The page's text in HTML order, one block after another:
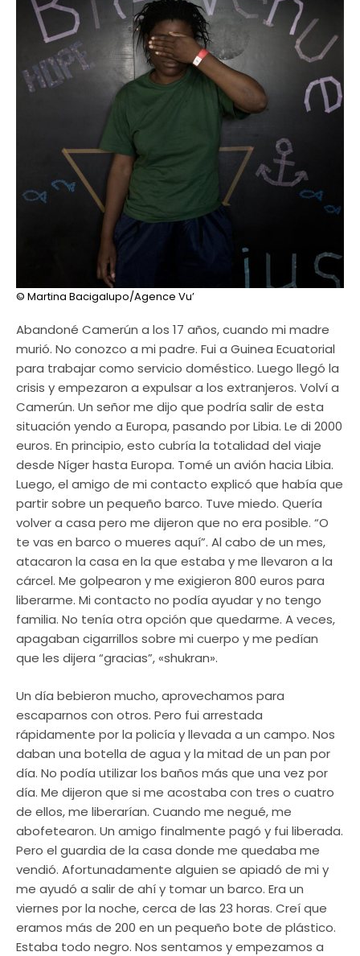
© Martina Bacigalupo/Agence Vu’
Abandoné Camerún a los 17 años, cuando mi madre
murió. No conozco a mi padre. Fui a Guinea Ecuatorial
para trabajar como servicio doméstico. Luego llegó la
crisis y empezaron a expulsar a los extranjeros. Volví a
Camerún. Un señor me dijo que podría salir de esta
situación yendo a Europa, pasando por Libia. Le di 2000
euros. En principio, esto cubría la totalidad del viaje
desde Níger hasta Europa. Tomé un avión hacia Libia.
Luego, el amigo de mi contacto explicó que había que
partir sobre un pequeño barco. Tuve miedo. Quería
volver a casa pero me dijeron que no era posible. “O
te vas en barco o mueres aquí”. Al cabo de un mes,
atacaron la casa en la que estaba y me llevaron a la
cárcel. Me golpearon y me exigieron 800 euros para
liberarme. Mi contacto no podía ayudar y no tengo
familia. No tenía otra opción que quedarme. A veces,
apagaban cigarrillos sobre mi cuerpo y me pedían
que les dijera “gracias”, «shukran».
​Un día bebieron mucho, aprovechamos para
escaparnos con otros. Pero fui arrestada
rápidamente por la policía y llevada a un campo. Nos
daban una botella de agua y la mitad de un pan por
día. No podía utilizar los baños más que una vez por
día. Me dijeron que si me acostaba con tres o cuatro
de ellos, me liberarían. Cuando me negué, me
abofetearon. Un amigo finalmente pagó y fui liberada.
Pero el guardia de la casa donde me quedaba me
vendió. Afortunadamente alguien se apiadó de mi y
me ayudó a salir de ahí y tomar un barco. Era un
viernes por la noche, cerca de las 23 horas. Creí que
eramos más de 200 en un pequeño bote de plástico.
Estaba todo negro. Nos sentamos y empezamos a